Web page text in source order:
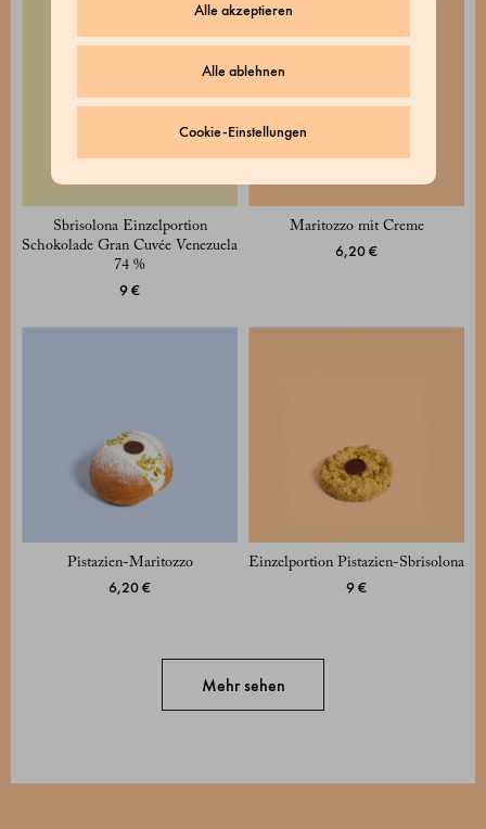
Alle akzeptieren
Alle ablehnen
Cookie-Einstellungen
Sbrisolona Einzelportion
Schokolade Gran Cuvée Venezuela
74 %
9 €
Maritozzo mit Creme
6,20 €
Pistazien-Maritozzo
6,20 €
Einzelportion Pistazien-Sbrisolona
9 €
Mehr sehen